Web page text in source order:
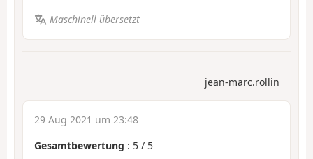
Maschinell übersetzt
jean-marc.rollin
29 Aug 2021 um 23:48
Gesamtbewertung : 5 / 5